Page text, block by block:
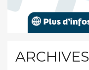
ARCHIVES